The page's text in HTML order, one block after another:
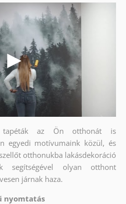
tapéták az Ön otthonát is
egyedi motívumaink közül, és
otthonukba lakásdekoráció
segítségével olyan otthont
járnak haza.
nyomtatás